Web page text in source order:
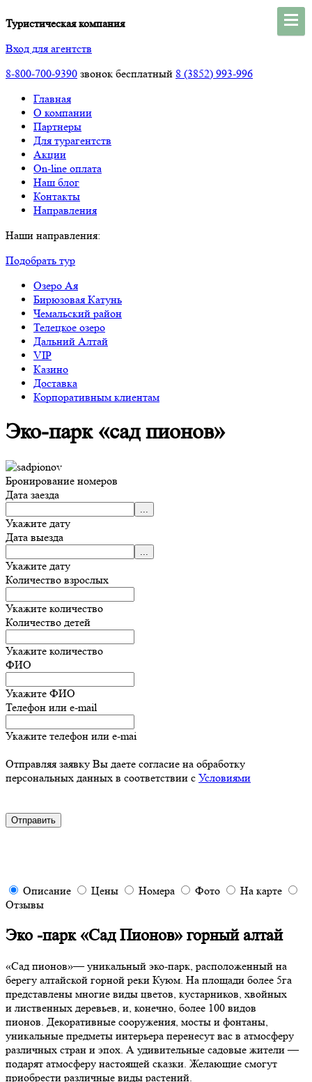
Туристическая компания
Вход для агентств
8-800-700-9390 звонок бесплатный 8 (3852) 993-996
Главная
О компании
Партнеры
Для турагентств
Акции
On-line оплата
Наш блог
Контакты
Направления
Наши направления:
Подобрать тур
Озеро Ая
Бирюзовая Катунь
Чемальский район
Телецкое озеро
Дальний Алтай
VIP
Казино
Доставка
Корпоративным клиентам
Эко-парк «сад пионов»
Бронирование номеров
Дата заезда
Укажите дату
Дата выезда
Укажите дату
Количество взрослых
Укажите количество
Количество детей
Укажите количество
ФИО
Укажите ФИО
Телефон или e-mail
Укажите телефон или e-mai
Отправляя заявку Вы даете согласие на обработку
персональных данных в соответствии с Условиями
Описание Цены Номера Фото
На карте
Отзывы
Эко -парк «Сад Пионов» горный алтай
«Сад пионов»— уникальный эко-парк, расположенный на
берегу алтайской горной реки Куюм. На площади более 5га
представлены многие виды цветов, кустарников, хвойных
и лиственных деревьев, и, конечно, более 100 видов
пионов. Декоративные сооружения, мосты и фонтаны,
уникальные предметы интерьера перенесут вас в атмосферу
различных стран и эпох. А удивительные садовые жители —
подарят атмосферу настоящей сказки. Желающие смогут
приобрести различные виды растений.